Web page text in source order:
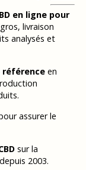
en ligne pour
livraison
analysés et
référenceen
assurer le
sur la
2003.